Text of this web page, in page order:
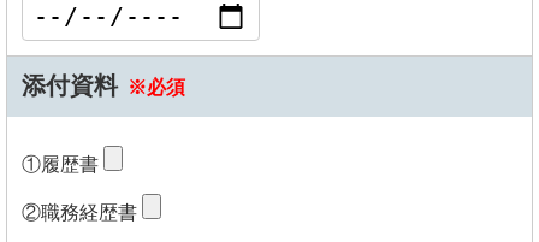
添付資料 ※必須
①履歴書
②職務経歴書